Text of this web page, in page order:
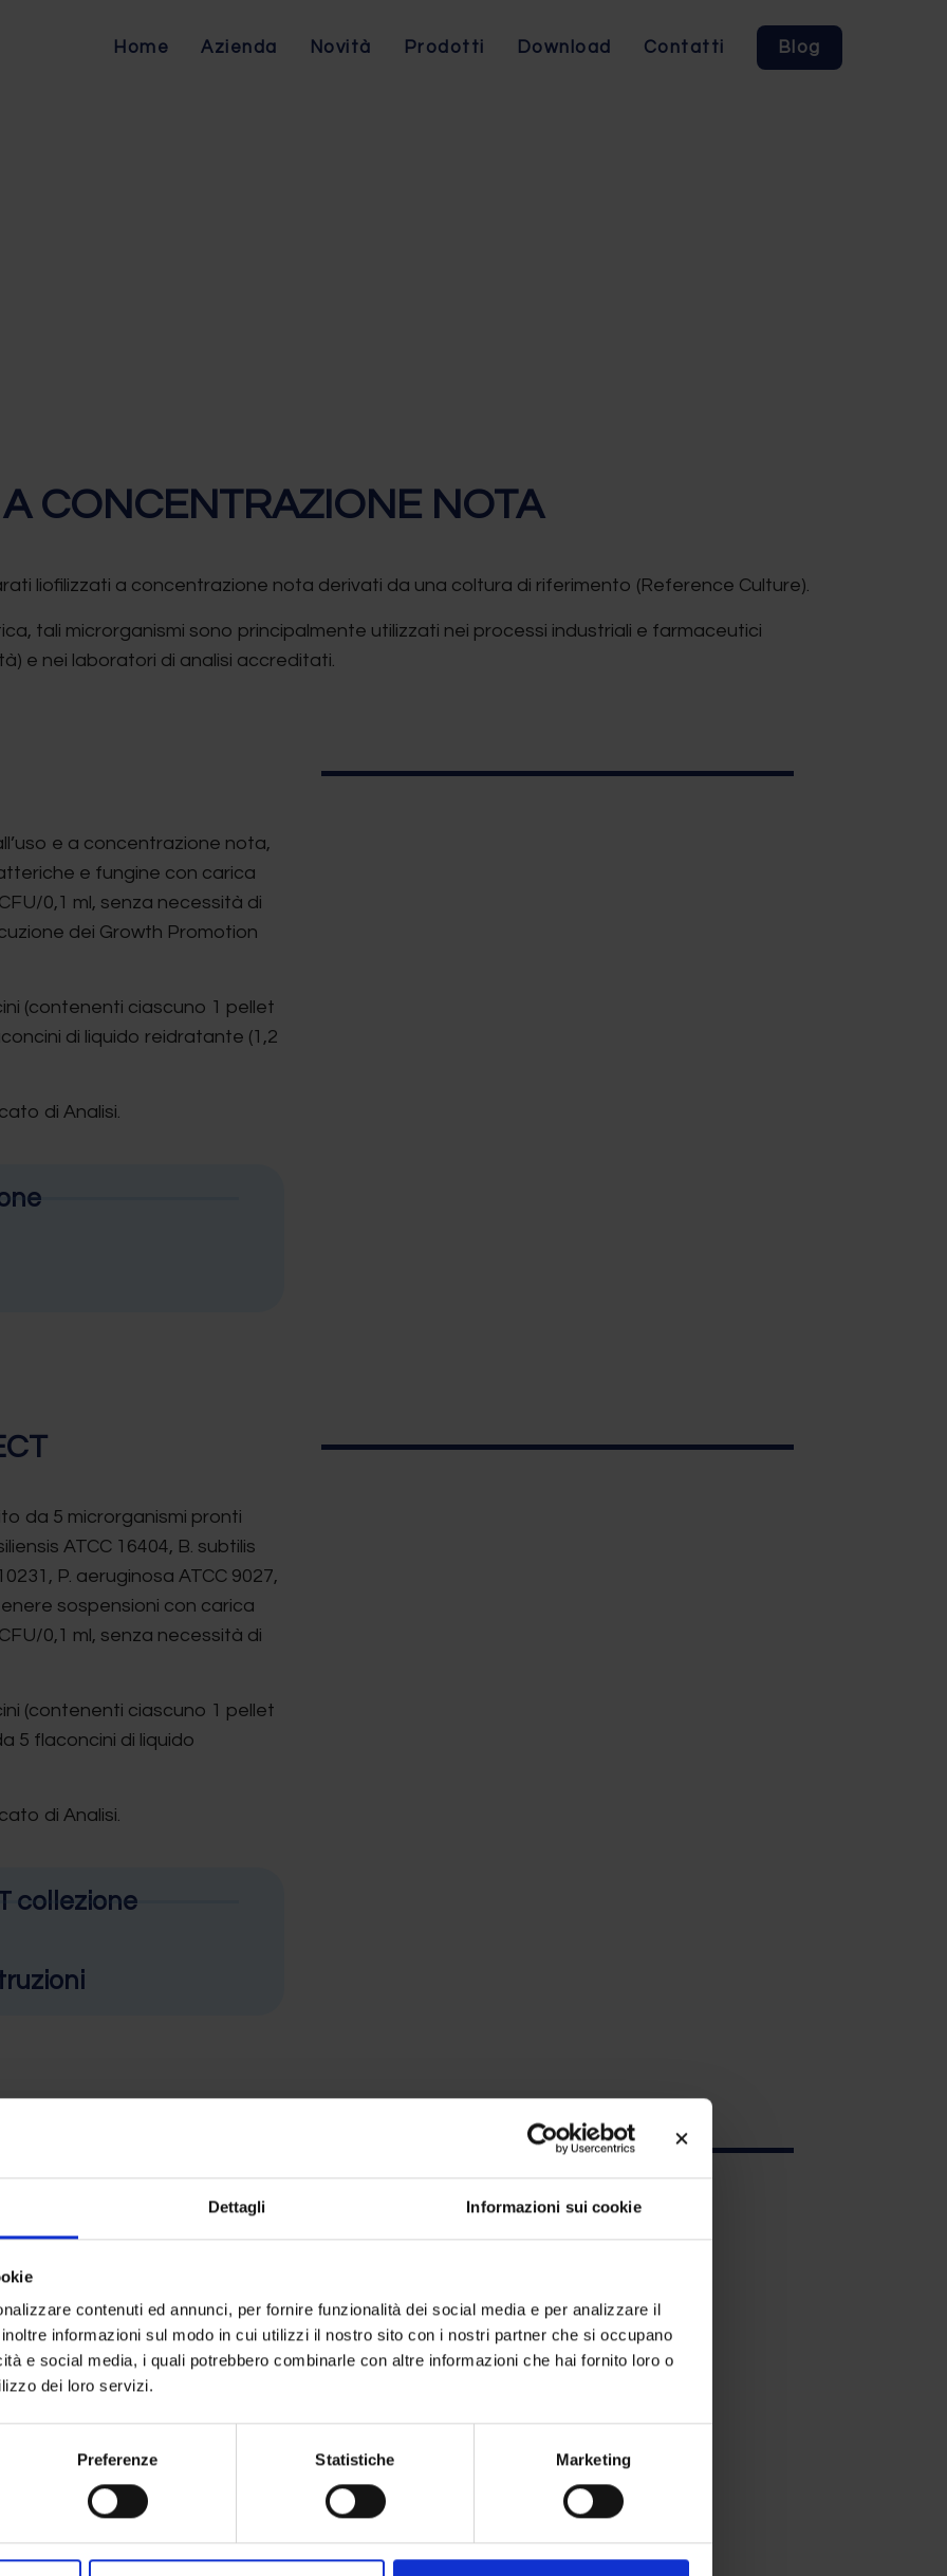
Dettagli Informazioni sui cookie
contenuti ed annunci, per fornire funzionalità dei social media e per analizzare il
informazioni sul modo in cui utilizzi il nostro sito con i nostri partner che si occupano
e social media, i quali potrebbero combinarle con altre informazioni che hai fornito loro o
dei loro servizi.
Preferenze Statistiche Marketing
Home Azienda Novità Prodotti Download Contatti Blog
CONCENTRAZIONE NOTA
liofilizzati a concentrazione nota derivati da una coltura di riferimento (Reference Culture).
tali microrganismi sono principalmente utilizzati nei processi industriali e farmaceutici
e nei laboratori di analisi accreditati.
e a concentrazione nota,
e fungine con carica
0,1 ml, senza necessità di
dei Growth Promotion
(contenenti ciascuno 1 pellet
di liquido reidratante (1,2
di Analisi.
da 5 microrganismi pronti
ATCC 16404, B. subtilis
P. aeruginosa ATCC 9027,
sospensioni con carica
0,1 ml, senza necessità di
(contenenti ciascuno 1 pellet
5 flaconcini di liquido
di Analisi.
collezione
nota, consentono
con carica microbica nota
necessità di diluizione,
(GPT).
da 10 pellets liofilizzati del
reidratante (2 ml).
di Analisi.